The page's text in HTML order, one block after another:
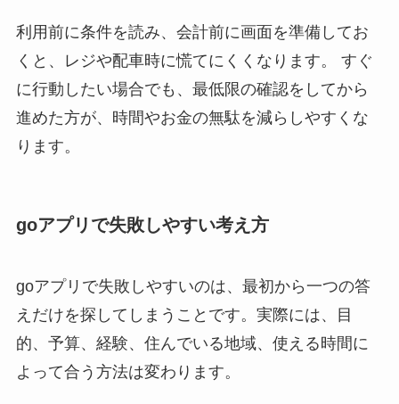
利用前に条件を読み、会計前に画面を準備してお
くと、レジや配車時に慌てにくくなります。 すぐ
に行動したい場合でも、最低限の確認をしてから
進めた方が、時間やお金の無駄を減らしやすくな
ります。
goアプリで失敗しやすい考え方
goアプリで失敗しやすいのは、最初から一つの答
えだけを探してしまうことです。実際には、目
的、予算、経験、住んでいる地域、使える時間に
よって合う方法は変わります。